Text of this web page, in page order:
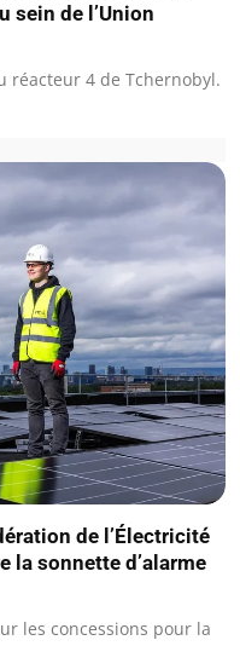
sein de l’Union
réacteur 4 de Tchernobyl.
de l’Électricité
la sonnette d’alarme
les concessions pour la